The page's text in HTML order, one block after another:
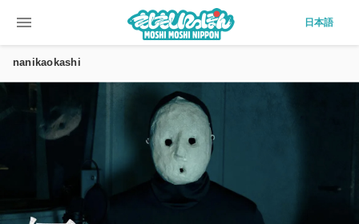
menu 日本語
nanikaokashi